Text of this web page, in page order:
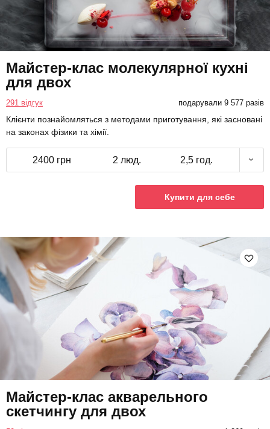
Майстер-клас молекулярної кухні
для двох
291 відгук подарували 9 577 разів
Клієнти познайомляться з методами приготування, які засновані
на законах фізики та хімії.
2400 грн 2 люд. 2,5 год.
Купити для себе
Майстер-клас акварельного
скетчингу для двох